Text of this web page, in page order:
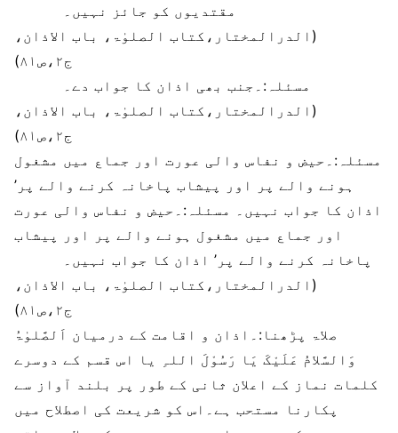
مقتدیوں کو جائز نہیں۔
(الدرالمختار،کتاب الصلوٰۃ، باب الاذان،
ج۲،ص۸۱)
مسئلہ:۔جنب بھی اذان کا جواب دے۔
(الدرالمختار،کتاب الصلوٰۃ، باب الاذان،
ج۲،ص۸۱)
مسئلہ:۔حیض و نفاس والی عورت اور جماع میں مشغول
ہونے والے پر اور پیشاب پاخانہ کرنے والے پر’
اذان کا جواب نہیں۔ مسئلہ:۔حیض و نفاس والی عورت
اور جماع میں مشغول ہونے والے پر اور پیشاب
پاخانہ کرنے والے پر’ اذان کا جواب نہیں۔
(الدرالمختار،کتاب الصلوٰۃ، باب الاذان،
ج۲،ص۸۱)
صلاۃ پڑھنا:۔اذان و اقامت کے درمیان اَلصَّلوٰۃُ
وَالسَّلامُ عَلَیْکَ یَا رَسُوْلَ اللہِ یا اس قسم کے دوسرے
کلمات نماز کے اعلان ثانی کے طور پر بلند آواز سے
پکارنا مستحب ہے۔اس کو شریعت کی اصطلاح میں